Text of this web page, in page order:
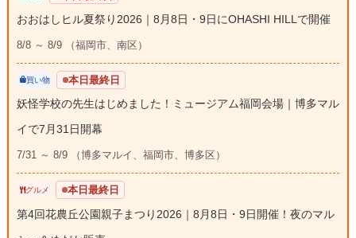
おおはしヒル夏祭り2026｜8月8日・9日にOHASHI HILLで開催
8/8 ～ 8/9 （福岡市、南区）
買い物 本日最終日
妖怪学校の先生はじめました！ミュージアム福岡会場｜博多マル
イで7月31日開幕
7/31 ～ 8/9 （博多マルイ、福岡市、博多区）
グルメ 本日最終日
第4回花農丘公園親子まつり2026｜8月8日・9日開催！夜のマル